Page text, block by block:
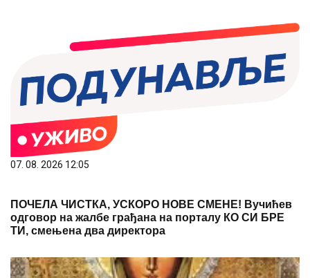
07. 08. 2026 12:05
ПОЧЕЛА ЧИСТКА, УСКОРО НОВЕ СМЕНЕ! Вучићев
одговор на жалбе грађана на порталу КО СИ БРЕ
ТИ, смењена два директора